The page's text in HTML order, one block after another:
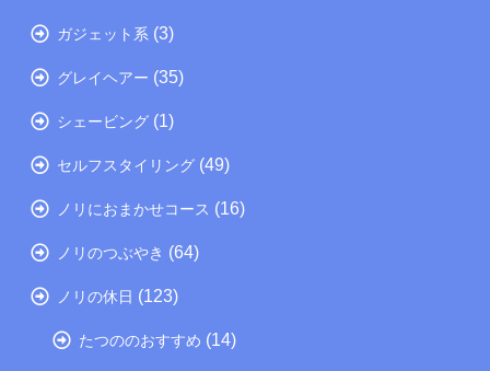
ガジェット系 (3)
グレイヘアー (35)
シェービング (1)
セルフスタイリング (49)
ノリにおまかせコース (16)
ノリのつぶやき (64)
ノリの休日 (123)
たつののおすすめ (14)